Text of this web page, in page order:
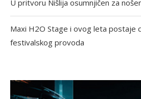
U pritvoru Nišlija osumnjičen za
Maxi H2O Stage i ovog leta postaje
festivalskog provoda